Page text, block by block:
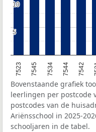
7523 7545 7534 7544 7542
5
5
10
10
Bovenstaande grafiek
leerlingen per postcode
postcodes van de
Ariënsschool in 2025-
schooljaren in de tabel.